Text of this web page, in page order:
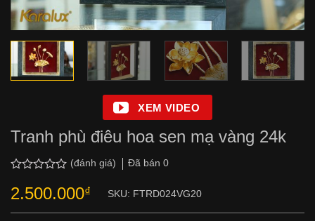
XEM VIDEO
Tranh phù điêu hoa sen mạ vàng 24k
xếp
hạng
0.0
(đánh giá) Đã bán 0
2.500.000₫ SKU: FTRD024VG20